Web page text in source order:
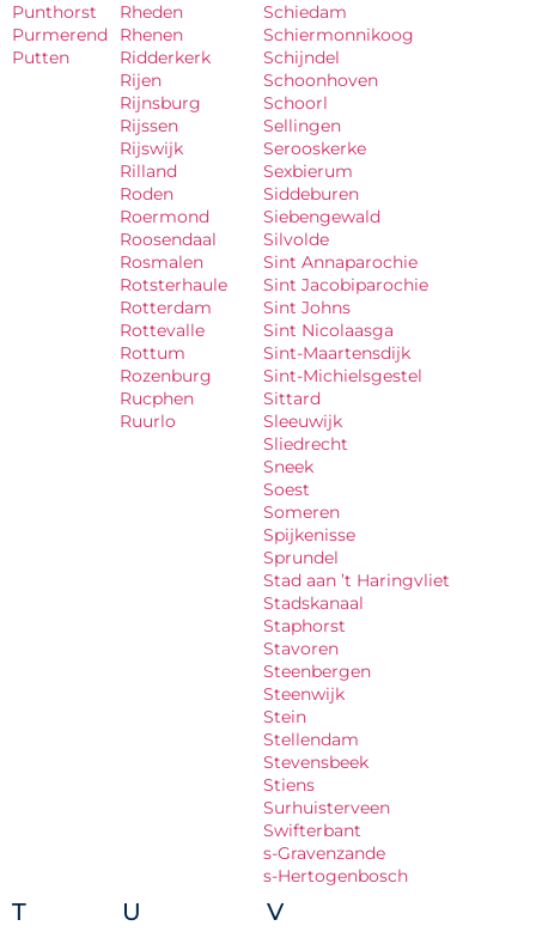
Punthorst
Purmerend
Putten
Rheden
Rhenen
Ridderkerk
Rijen
Rijnsburg
Rijssen
Rijswijk
Rilland
Roden
Roermond
Roosendaal
Rosmalen
Rotsterhaule
Rotterdam
Rottevalle
Rottum
Rozenburg
Rucphen
Ruurlo
Schiedam
Schiermonnikoog
Schijndel
Schoonhoven
Schoorl
Sellingen
Serooskerke
Sexbierum
Siddeburen
Siebengewald
Silvolde
Sint Annaparochie
Sint Jacobiparochie
Sint Johns
Sint Nicolaasga
Sint-Maartensdijk
Sint-Michielsgestel
Sittard
Sleeuwijk
Sliedrecht
Sneek
Soest
Someren
Spijkenisse
Sprundel
Stad aan ’t Haringvliet
Stadskanaal
Staphorst
Stavoren
Steenbergen
Steenwijk
Stein
Stellendam
Stevensbeek
Stiens
Surhuisterveen
Swifterbant
s-Gravenzande
s-Hertogenbosch
T U V